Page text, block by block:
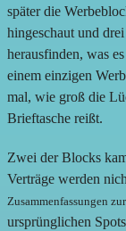
später die
hingeschaut und
herausfinden, was
einem einzigen
mal, wie groß die
Brieftasche reißt.
Zwei der Blocks
Verträge werden
Zusammenfassungen
ursprünglichen